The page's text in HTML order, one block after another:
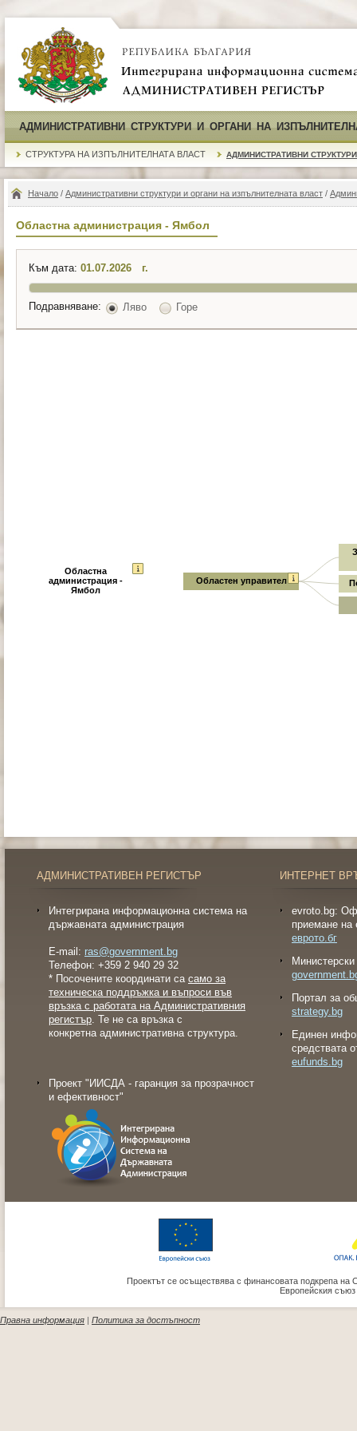
АДМИНИСТРАТИВНИ СТРУКТУРИ И ОРГАНИ НА
СТРУКТУРА НА ИЗПЪЛНИТЕЛНАТА ВЛАСТ АДМИНИСТРАТИВНИ СТРУКТУРИ
Начало / Административни структури и органи на изпълнителната власт /
Областна администрация - Ямбол
Към дата: г.
Подравняване: Ляво Горе
Областна
администрация -
Ямбол
Областен управител
АДМИНИСТРАТИВЕН РЕГИСТЪР
Интегрирана информационна система на
държавната администрация
E-mail: ras@government.bg
Телефон: +359 2 940 29 32
* Посочените координати са само за
техническа поддръжка и въпроси във
връзка с работата на Административния
регистър. Те не са връзка с
конкретна административна структура.
Проект "ИИСДА - гаранция за прозрачност
и ефективност"
ИНТЕРНЕТ
evroto.bg:
приемане на
еврото.бг
Портал за
strategy.bg
Eдинен
средствата
eufunds.bg
Проектът се осъществява с финансовата подкрепа на
Европейския
Правна информация Политика за достъпност